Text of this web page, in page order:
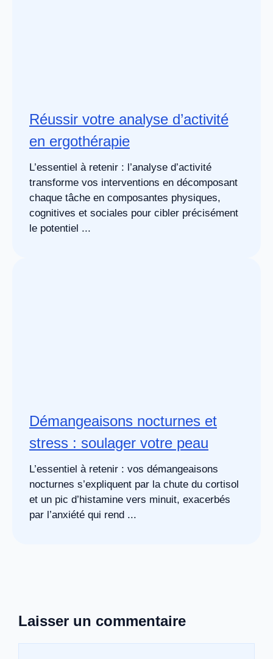
Réussir votre analyse d’activité
en ergothérapie
L’essentiel à retenir : l’analyse d’activité
transforme vos interventions en décomposant
chaque tâche en composantes physiques,
cognitives et sociales pour cibler précisément
le potentiel ...
Démangeaisons nocturnes et
stress : soulager votre peau
L’essentiel à retenir : vos démangeaisons
nocturnes s’expliquent par la chute du cortisol
et un pic d’histamine vers minuit, exacerbés
par l’anxiété qui rend ...
Laisser un commentaire